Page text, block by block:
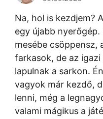
Na, hol is kezdjem?
egy újabb
mesébe csöppensz,
farkasok, de az
lapulnak a sarkon.
vagyok már kezdő,
lenni, még a
valami mágikus a